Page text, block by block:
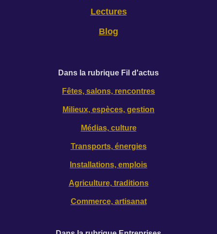
Lectures
Blog
Dans la rubrique Fil d'actus
Fêtes, salons, rencontres
Milieux, espèces, gestion
Médias, culture
Transports, énergies
Installations, emplois
Agriculture, traditions
Commerce, artisanat